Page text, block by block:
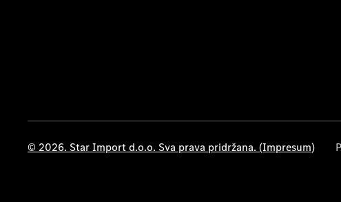
© 2026. Star Import d.o.o. Sva prava pridržana. (Impresum)